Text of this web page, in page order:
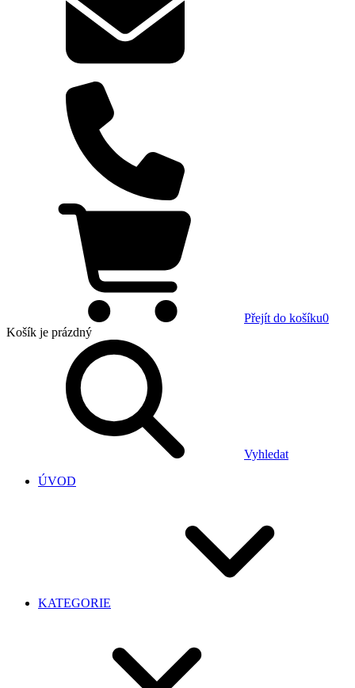
Přejít do košíku0
Košík je prázdný
Vyhledat
ÚVOD
KATEGORIE